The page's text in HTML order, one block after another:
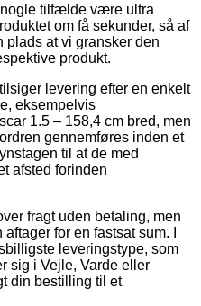
tilfælde være ultra
om få sekunder, så af
plads at vi gransker den
produkt.
levering efter en enkelt
eksempelvis
1.5 – 158,4 cm bred, men
gennemføres inden et
til at de med
afsted forinden
fragt uden betaling, men
for en fastsat sum. I
leveringstype, som
sig i Vejle, Varde eller
din bestilling til et